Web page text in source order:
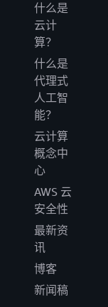
什么是
云计
算？
什么是
代理式
人工智
能？
云计算
概念中
心
AWS 云
安全性
最新资
讯
博客
新闻稿